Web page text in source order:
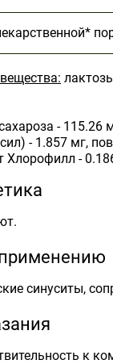
- 115.26
- 1.857 мг,
Хлорофилл -
синуситы,
к